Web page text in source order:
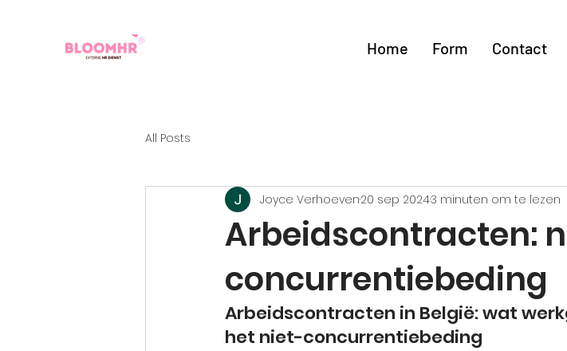
Home Form Contact
All Posts
Arbeidscontracten:
concurrentiebeding
Joyce Verhoeven20 sep 20243 minuten om te lezen
Arbeidscontracten in België: wat
het niet-concurrentiebeding